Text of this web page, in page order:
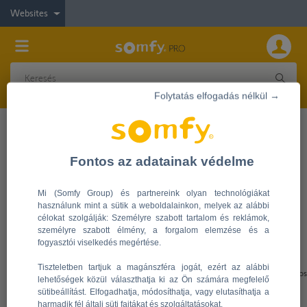
Websites
Marketing anyagok
A marketing anyagok között megtalálhatja az aktuális katalógusainkat és
brosúráinkat is.
Fontos a végfelhasználók részletes tájékoztatása! Használja katalógusainkat és
Somfy RTS és Somfy io kisokosokat itt találja:
Fontos az adatainak védelme
Mi (Somfy Group) és partnereink olyan technológiákat
használunk mint a sütik a weboldalainkon, melyek az alábbi
célokat szolgálják: Személyre szabott tartalom és reklámok,
személyre szabott élmény, a forgalom elemzése és a
fogyasztói viselkedés megértése.
Tiszteletben tartjuk a magánszféra jogát, ezért az alábbi
lehetőségek közül választhatja ki az Ön számára megfelelő
sütibeállítást. Elfogadhatja, módosíthatja, vagy elutasíthatja a
harmadik fél általi süti fajtákat és szolgáltatásokat.
Folytatás elfogadás nélkül →